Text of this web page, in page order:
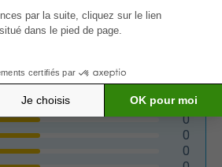
advies
0
0
0
0